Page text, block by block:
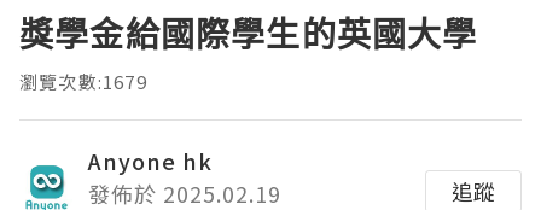
獎學金給國際學生的英國大學
瀏覽次數:1679
Anyone hk
發佈於 2025.02.19
追蹤